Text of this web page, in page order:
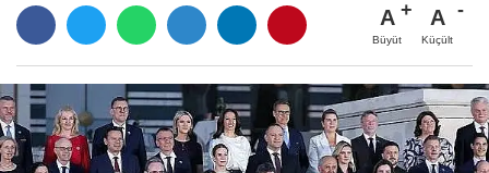
A
Büyüt
A
Küçült